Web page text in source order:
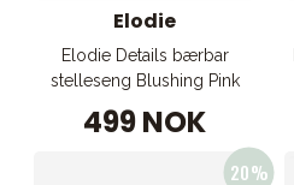
Elodie
Elodie Details bærbar
stelleseng Blushing Pink
499 NOK